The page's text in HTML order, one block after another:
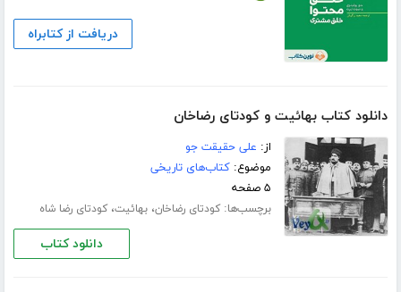
دریافت از کتابراه
دانلود کتاب بهائیت و کودتای رضاخان
از: علی حقیقت جو
موضوع:کتاب‌های تاریخی
۵ صفحه
برچسب‌ها:کودتای رضاخان،بهائیت،کودتای رضا شاه
دانلود کتاب